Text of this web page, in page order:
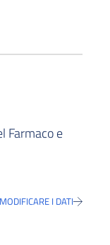
Farmaco e
I DATI